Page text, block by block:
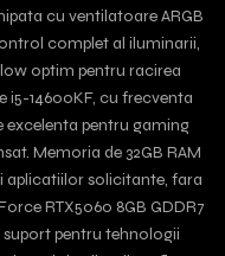
cu ventilatoare ARGB
complet al iluminarii,
optim pentru racirea
14600KF, cu frecventa
excelenta pentru gaming
Memoria de 32GB RAM
aplicatiilor solicitante, fara
RTX5060 8GB GDDR7
pentru tehnologii